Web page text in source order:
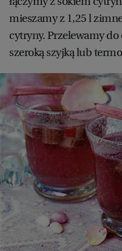
mieszamy z 1,25 l
cytryny. Przelewamy do
szeroką szyjką lub